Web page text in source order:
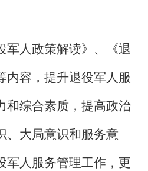
军人政策解读》、《退
内容，提升退役军人服
和综合素质，提高政治
、大局意识和服务意
军人服务管理工作，更